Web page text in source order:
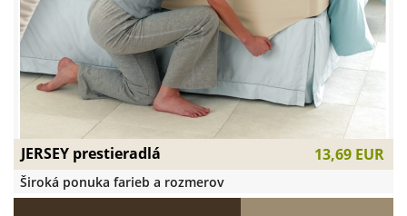
JERSEY prestieradlá 13,69 EUR
Široká ponuka farieb a rozmerov